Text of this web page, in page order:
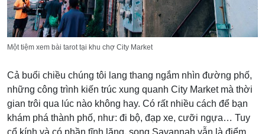
Một tiệm xem bài tarot tại khu chợ City Market
Cả buổi chiều chúng tôi lang thang ngắm nhìn đường phố,
những công trình kiến trúc xung quanh City Market mà thời
gian trôi qua lúc nào không hay. Có rất nhiều cách để bạn
khám phá thành phố, như: đi bộ, đạp xe, cưỡi ngựa… Tuy
cổ kính và có phần tĩnh lặng, song Savannah vẫn là điểm